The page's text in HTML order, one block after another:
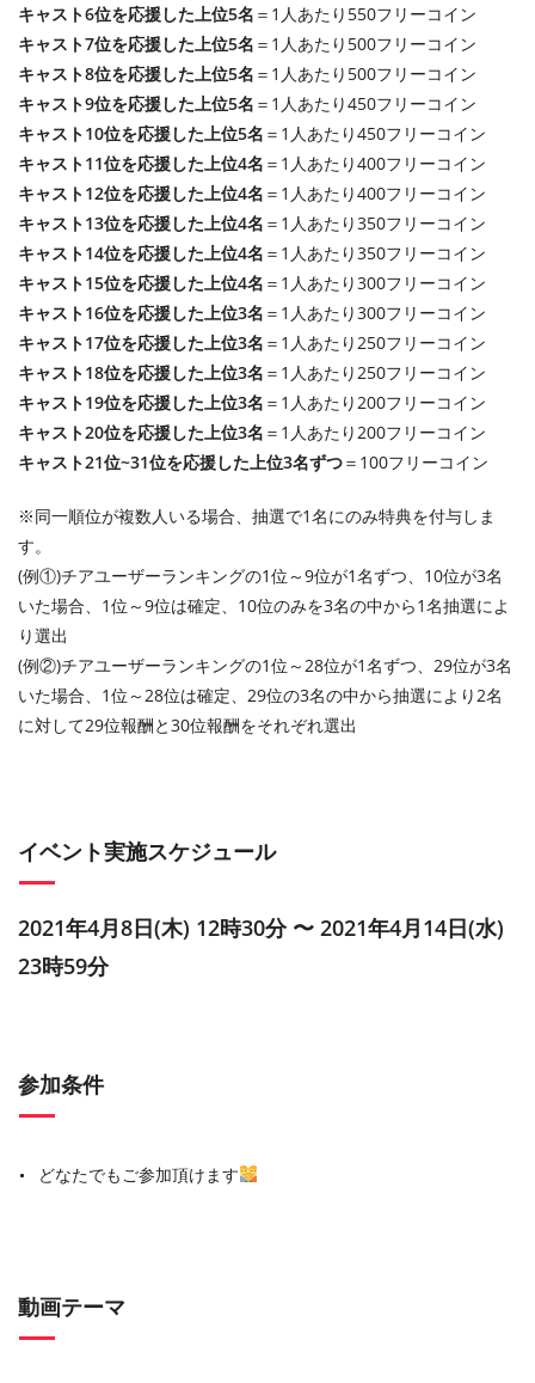
キャスト6位を応援した上位5名 ＝1人あたり550フリーコイン
キャスト7位を応援した上位5名 ＝1人あたり500フリーコイン
キャスト8位を応援した上位5名 ＝1人あたり500フリーコイン
キャスト9位を応援した上位5名 ＝1人あたり450フリーコイン
キャスト10位を応援した上位5名 ＝1人あたり450フリーコイン
キャスト11位を応援した上位4名 ＝1人あたり400フリーコイン
キャスト12位を応援した上位4名 ＝1人あたり400フリーコイン
キャスト13位を応援した上位4名 ＝1人あたり350フリーコイン
キャスト14位を応援した上位4名 ＝1人あたり350フリーコイン
キャスト15位を応援した上位4名 ＝1人あたり300フリーコイン
キャスト16位を応援した上位3名 ＝1人あたり300フリーコイン
キャスト17位を応援した上位3名 ＝1人あたり250フリーコイン
キャスト18位を応援した上位3名 ＝1人あたり250フリーコイン
キャスト19位を応援した上位3名 ＝1人あたり200フリーコイン
キャスト20位を応援した上位3名 ＝1人あたり200フリーコイン
キャスト21位~31位を応援した上位3名ずつ＝100フリーコイン
※同一順位が複数人いる場合、抽選で1名にのみ特典を付与しま
す。
(例①)チアユーザーランキングの1位～9位が1名ずつ、10位が3名
いた場合、1位～9位は確定、10位のみを3名の中から1名抽選によ
り選出
(例②)チアユーザーランキングの1位～28位が1名ずつ、29位が3名
いた場合、1位～28位は確定、29位の3名の中から抽選により2名
に対して29位報酬と30位報酬をそれぞれ選出
イベント実施スケジュール
2021年4月8日(木) 12時30分 〜 2021年4月14日(水)
23時59分
参加条件
どなたでもご参加頂けます
動画テーマ